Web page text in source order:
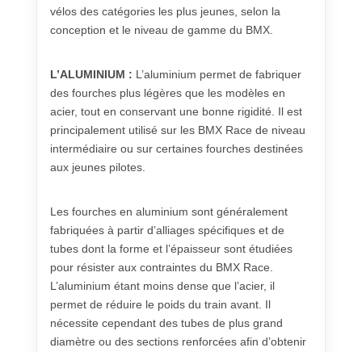
vélos des catégories les plus jeunes, selon la
conception et le niveau de gamme du BMX.
L’ALUMINIUM : L’aluminium permet de fabriquer
des fourches plus légères que les modèles en
acier, tout en conservant une bonne rigidité. Il est
principalement utilisé sur les BMX Race de niveau
intermédiaire ou sur certaines fourches destinées
aux jeunes pilotes.
Les fourches en aluminium sont généralement
fabriquées à partir d’alliages spécifiques et de
tubes dont la forme et l’épaisseur sont étudiées
pour résister aux contraintes du BMX Race.
L’aluminium étant moins dense que l’acier, il
permet de réduire le poids du train avant. Il
nécessite cependant des tubes de plus grand
diamètre ou des sections renforcées afin d’obtenir